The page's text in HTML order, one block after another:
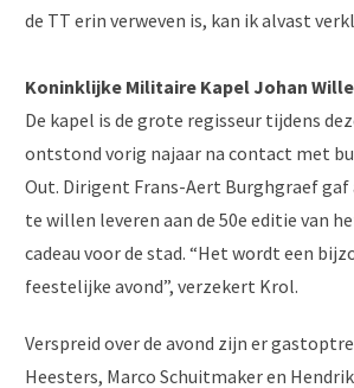
de TT erin verweven is, kan ik alvast
Koninklijke Militaire Kapel Johan
De kapel is de grote regisseur tijdens
ontstond vorig najaar na contact met
Out. Dirigent Frans-Aert Burghgraef gaf
te willen leveren aan de 50e editie van
cadeau voor de stad. “Het wordt een
feestelijke avond”, verzekert Krol.
Verspreid over de avond zijn er
Heesters, Marco Schuitmaker en